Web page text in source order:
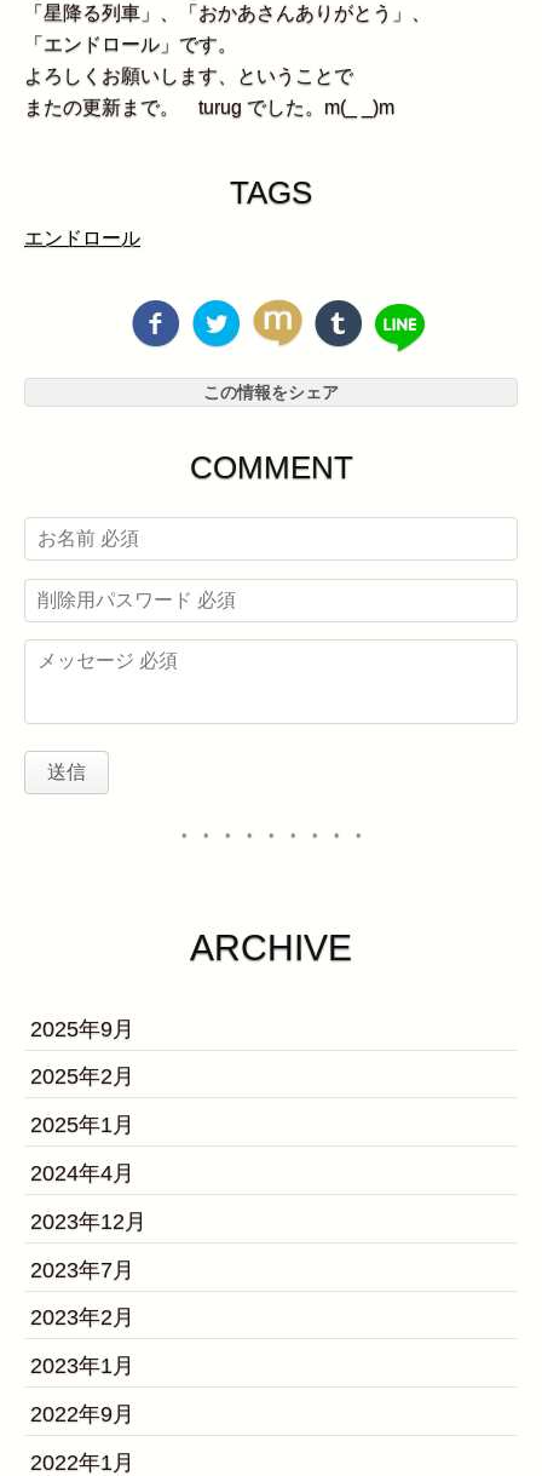
「星降る列車」、「おかあさんありがとう」、
「エンドロール」です。
よろしくお願いします、ということで
またの更新まで。 turug でした。m(_ _)m
TAGS
エンドロール
この情報をシェア
COMMENT
・・・・・・・・・
ARCHIVE
2025年9月
2025年2月
2025年1月
2024年4月
2023年12月
2023年7月
2023年2月
2023年1月
2022年9月
2022年1月